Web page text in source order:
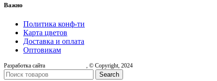
Важно
Политика конф-ти
Карта цветов
Доставка и оплата
Оптовикам
Разработка сайта , © Copyright, 2024
Search